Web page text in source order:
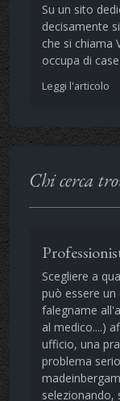
Su un sito
decisamente
che si chiama
occupa di
Leggi l'articolo
Chi cerca
Scegliere a
può essere
falegname
al medico....)
ufficio, una
problema
selezionando,